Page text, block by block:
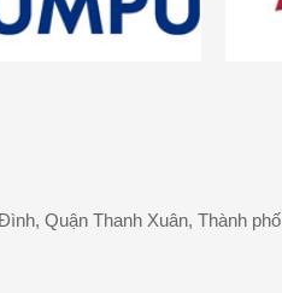
Quận Thanh Xuân, Thành phố